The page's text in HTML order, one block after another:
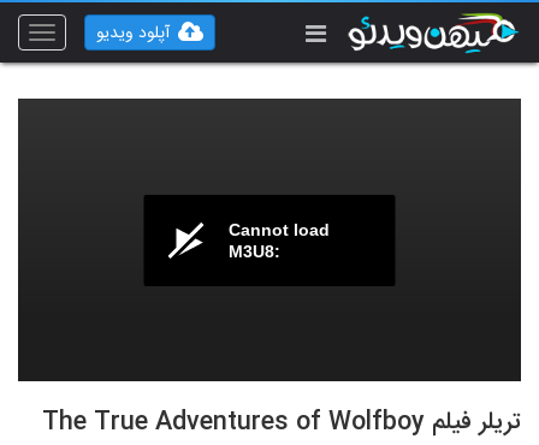
Toggle
آپلود ویدیو
Cannot load
M3U8:
تریلر فیلم The True Adventures of Wolfboy